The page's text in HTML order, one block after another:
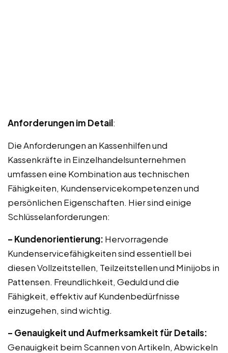
Anforderungen im Detail:
Die Anforderungen an Kassenhilfen und
Kassenkräfte in Einzelhandelsunternehmen
umfassen eine Kombination aus technischen
Fähigkeiten, Kundenservicekompetenzen und
persönlichen Eigenschaften. Hier sind einige
Schlüsselanforderungen:
– Kundenorientierung: Hervorragende
Kundenservicefähigkeiten sind essentiell bei
diesen Vollzeitstellen, Teilzeitstellen und Minijobs in
Pattensen. Freundlichkeit, Geduld und die
Fähigkeit, effektiv auf Kundenbedürfnisse
einzugehen, sind wichtig.
– Genauigkeit und Aufmerksamkeit für Details:
Genauigkeit beim Scannen von Artikeln, Abwickeln